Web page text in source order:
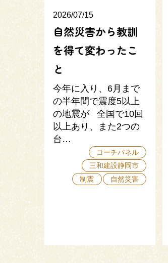
2026/07/15
自然災害から教訓
を得て変わったこ
と
今年に入り、6月まで
の半年間で震度5以上
の地震が 全国で10回
以上あり、また2つの
台…
コーチパネル
三和建設静岡市
制震
自然災害